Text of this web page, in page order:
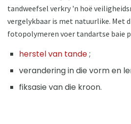
tandweefsel verkry 'n hoë
vergelykbaar is met natuurlike. Met
fotopolymeren voer tandartse baie
herstel van tande;
verandering in die vorm en
fiksasie van die kroon.